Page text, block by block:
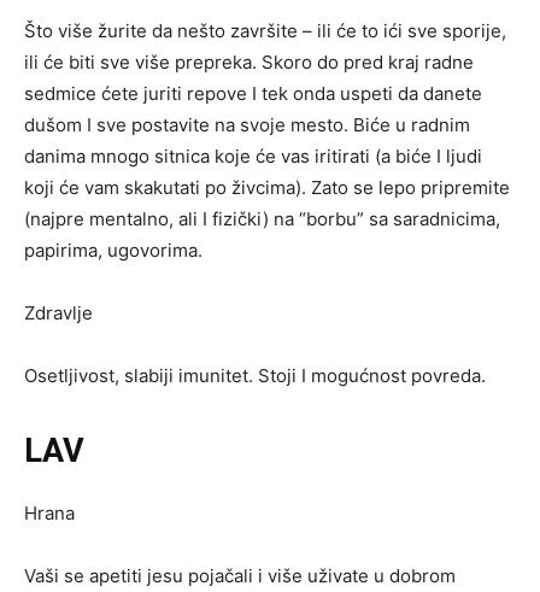
Što više žurite da nešto završite – ili će to ići sve sporije,
ili će biti sve više prepreka. Skoro do pred kraj radne
sedmice ćete juriti repove I tek onda uspeti da danete
dušom I sve postavite na svoje mesto. Biće u radnim
danima mnogo sitnica koje će vas iritirati (a biće I ljudi
koji će vam skakutati po živcima). Zato se lepo pripremite
(najpre mentalno, ali I fizički) na “borbu” sa saradnicima,
papirima, ugovorima.
Zdravlje
Osetljivost, slabiji imunitet. Stoji I mogućnost povreda.
LAV
Hrana
Vaši se apetiti jesu pojačali i više uživate u dobrom